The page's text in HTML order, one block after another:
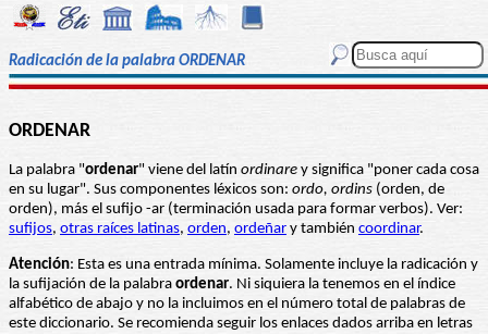
Radicación de la palabra ORDENAR
ORDENAR
La palabra "ordenar" viene del latín ordinare y significa "poner cada cosa
en su lugar". Sus componentes léxicos son: ordo, ordins (orden, de
orden), más el sufijo -ar (terminación usada para formar verbos). Ver:
sufijos, otras raíces latinas, orden, ordeñar y también coordinar.
Atención: Esta es una entrada mínima. Solamente incluye la radicación y
la sufijación de la palabra ordenar. Ni siquiera la tenemos en el índice
alfabético de abajo y no la incluimos en el número total de palabras de
este diccionario. Se recomienda seguir los enlaces dados arriba en letras